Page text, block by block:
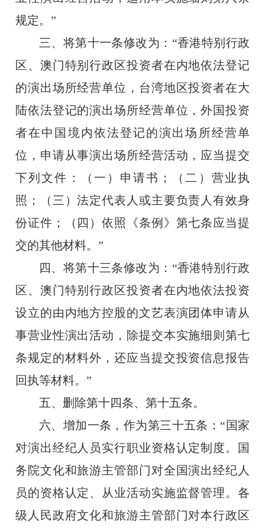
规定。”
三、将第十一条修改为：“香港特别行政
区、澳门特别行政区投资者在内地依法登记
的演出场所经营单位，台湾地区投资者在大
陆依法登记的演出场所经营单位，外国投资
者在中国境内依法登记的演出场所经营单
位，申请从事演出场所经营活动，应当提交
下列文件：（一）申请书；（二）营业执
照；（三）法定代表人或主要负责人有效身
份证件；（四）依照《条例》第七条应当提
交的其他材料。”
四、将第十三条修改为：“香港特别行政
区、澳门特别行政区投资者在内地依法投资
设立的由内地方控股的文艺表演团体申请从
事营业性演出活动，除提交本实施细则第七
条规定的材料外，还应当提交投资信息报告
回执等材料。”
五、删除第十四条、第十五条。
六、增加一条，作为第三十五条：“国家
对演出经纪人员实行职业资格认定制度。国
务院文化和旅游主管部门对全国演出经纪人
员的资格认定、从业活动实施监督管理。各
级人民政府文化和旅游主管部门对本行政区